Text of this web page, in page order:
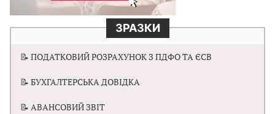
ЗРАЗКИ
📝 ПОДАТКОВИЙ РОЗРАХУНОК З ПДФО ТА ЄСВ
📝 БУХГАЛТЕРСЬКА ДОВІДКА
📝 АВАНСОВИЙ ЗВІТ